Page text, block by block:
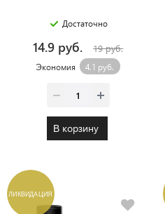
Достаточно
14.9 руб. 19 руб.
Экономия 4.1 руб.
В корзину
ЛИКВИДАЦИЯ